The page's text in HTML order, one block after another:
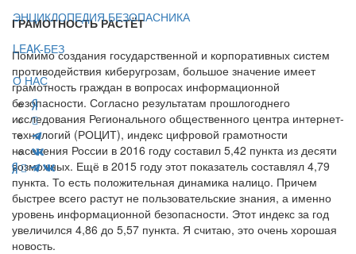
ЭНЦИКЛОПЕДИЯ БЕЗОПАСНИКА
LEAK-БЕЗ
О НАС
ГРАМОТНОСТЬ РАСТЁТ
Помимо создания государственной и корпоративных систем
противодействия киберугрозам, большое значение имеет
грамотность граждан в вопросах информационной
безопасности. Согласно результатам прошлогоднего
исследования Регионального общественного центра интернет-
технологий (РОЦИТ), индекс цифровой грамотности
населения России в 2016 году составил 5,42 пункта из десяти
возможных. Ещё в 2015 году этот показатель составлял 4,79
пункта. То есть положительная динамика налицо. Причем
быстрее всего растут не пользовательские знания, а именно
уровень информационной безопасности. Этот индекс за год
увеличился 4,86 до 5,57 пункта. Я считаю, это очень хорошая
новость.